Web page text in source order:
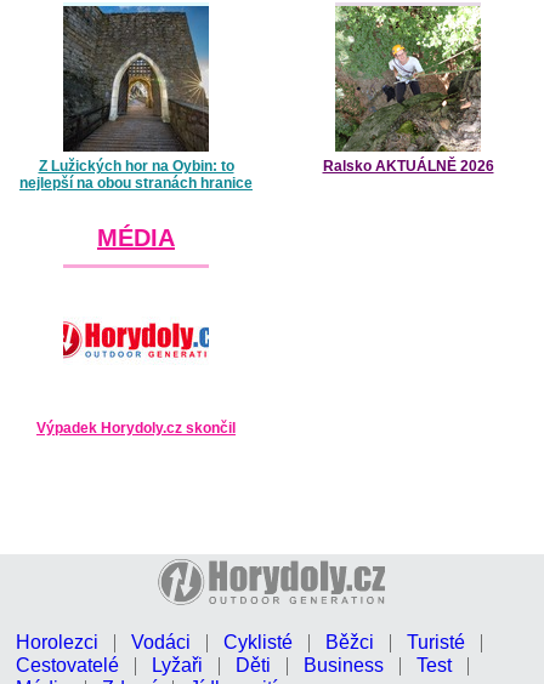
Z Lužických hor na Oybin: to
nejlepší na obou stranách hranice
Ralsko AKTUÁLNĚ 2026
MÉDIA
Výpadek Horydoly.cz skončil
Horolezci Vodáci Cyklisté Běžci
Turisté
Cestovatelé
Lyžaři Děti Business
Test